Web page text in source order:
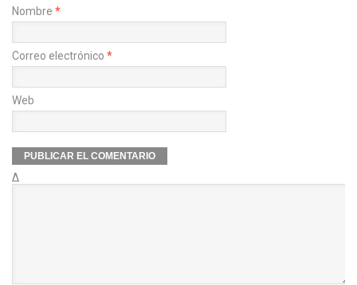
Nombre *
Correo electrónico *
Web
Δ